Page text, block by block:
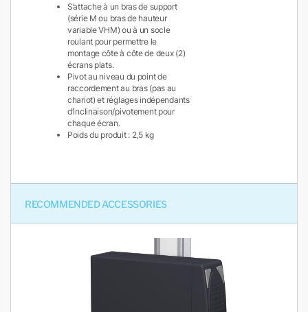
S’attache à un bras de support
(série M ou bras de hauteur
variable VHM) ou à un socle
roulant pour permettre le
montage côte à côte de deux (2)
écrans plats.
Pivot au niveau du point de
raccordement au bras (pas au
chariot) et réglages indépendants
d’inclinaison/pivotement pour
chaque écran.
Poids du produit : 2,5 kg
RECOMMENDED ACCESSORIES